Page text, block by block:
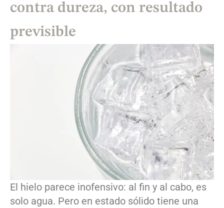
contra dureza, con resultado
previsible
El hielo parece inofensivo: al fin y al cabo, es
solo agua. Pero en estado sólido tiene una